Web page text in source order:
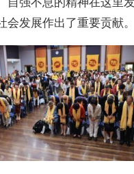
会发展作出了重要贡献。